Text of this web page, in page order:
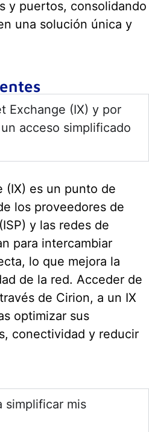
y puertos, consolidando
una solución única y
Exchange (IX) y por
acceso simplificado
(IX) es un punto de
los proveedores de
y las redes de
para intercambiar
lo que mejora la
de la red. Acceder de
de Cirion, a un IX
optimizar sus
conectividad y reducir
simplificar mis